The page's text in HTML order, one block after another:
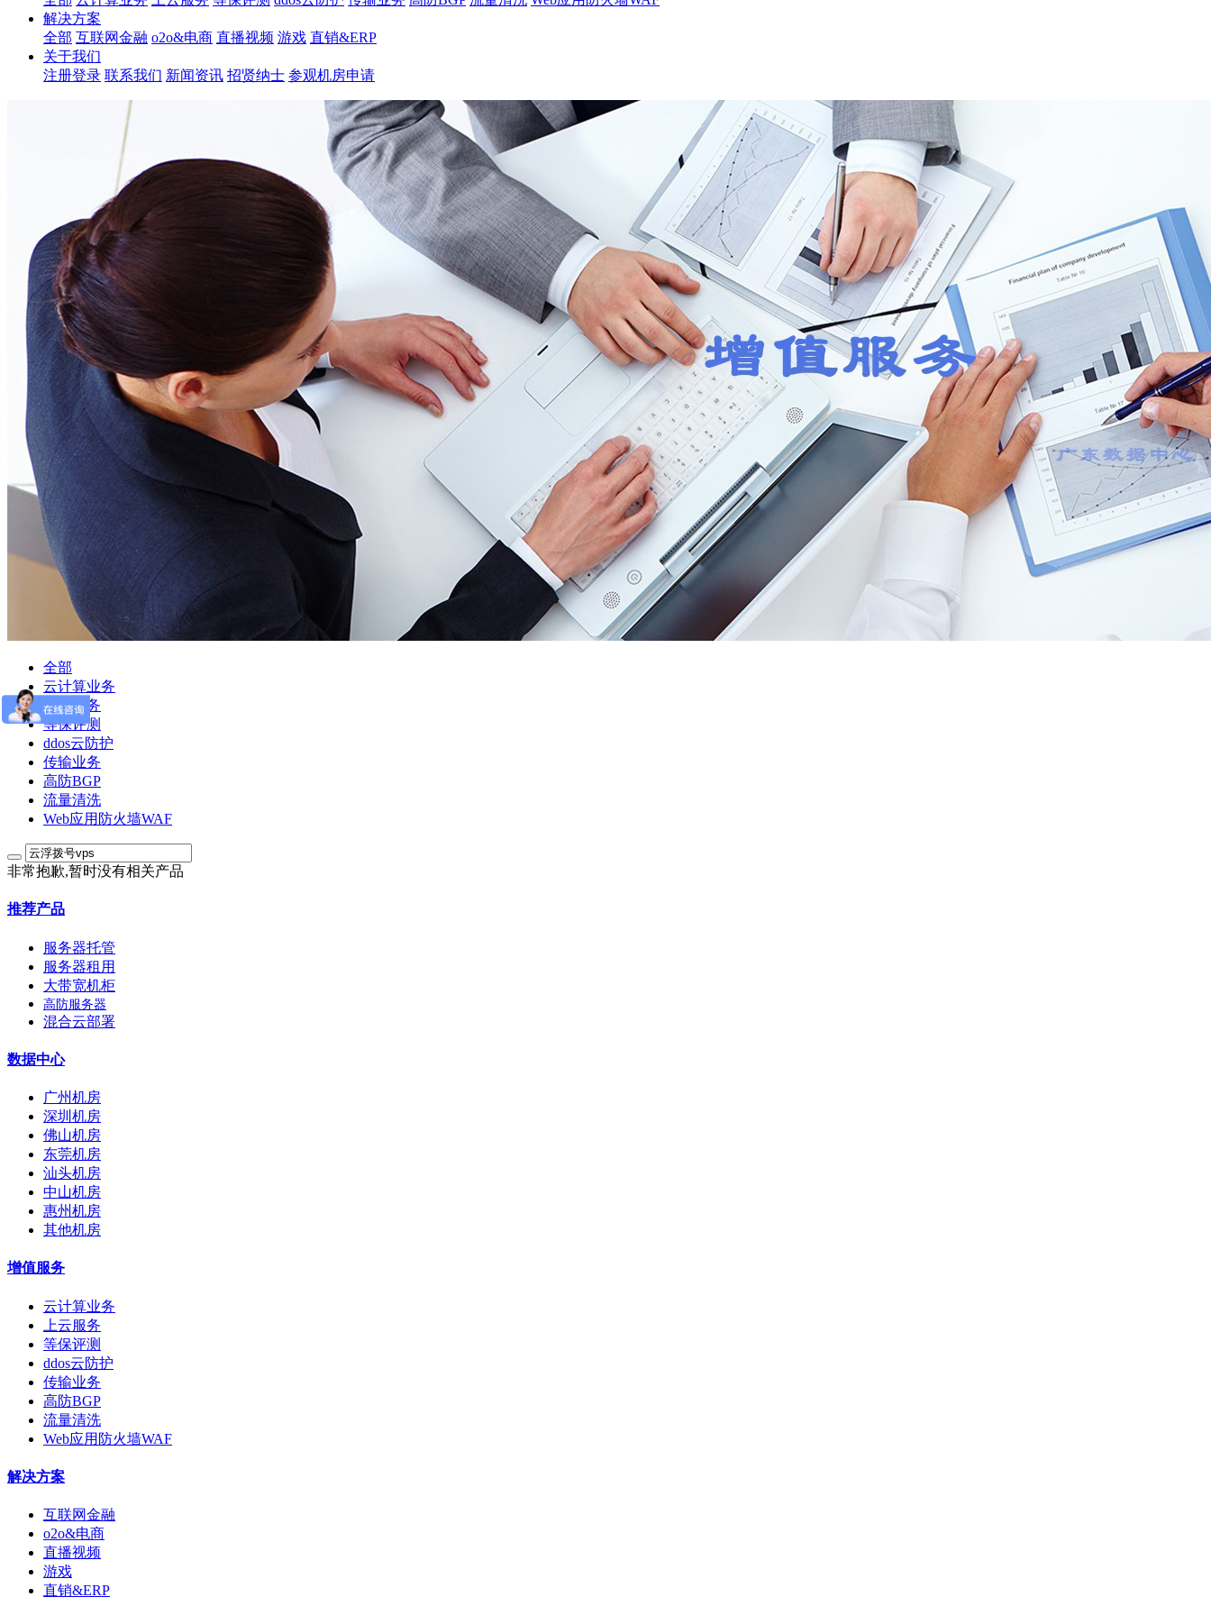
解决方案
全部 互联网金融 o2o&电商 直播视频 游戏 直销&ERP
关于我们
注册登录 联系我们 新闻资讯 招贤纳士 参观机房申请
全部
云计算业务
上云服务
等保评测
ddos云防护
传输业务
高防BGP
流量清洗
Web应用防火墙WAF
非常抱歉,暂时没有相关产品
推荐产品
服务器托管
服务器租用
大带宽机柜
高防服务器
混合云部署
数据中心
广州机房
深圳机房
佛山机房
东莞机房
汕头机房
中山机房
惠州机房
其他机房
增值服务
云计算业务
上云服务
等保评测
ddos云防护
传输业务
高防BGP
流量清洗
Web应用防火墙WAF
解决方案
互联网金融
o2o&电商
直播视频
游戏
直销&ERP